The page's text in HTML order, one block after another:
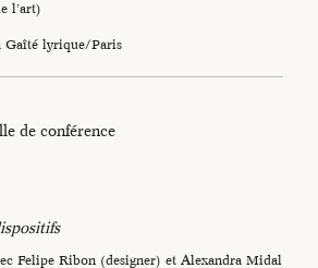
l’art)
Gaîté lyrique/Paris
de conférence
Felipe Ribon (designer) et Alexandra Midal